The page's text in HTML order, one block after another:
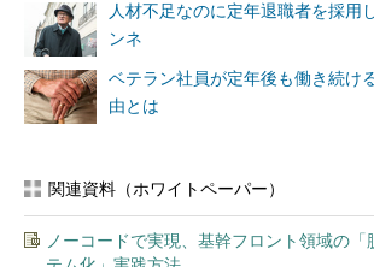
人材不足なのに定年退職者を採用
ンネ
ベテラン社員が定年後も働き続け
由とは
関連資料（ホワイトペーパー）
ノーコードで実現、基幹フロント領域の「